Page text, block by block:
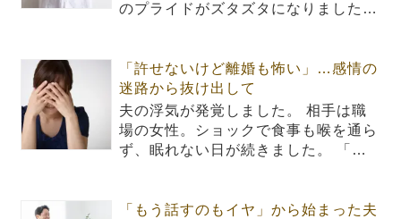
のプライドがズタズタになりました…
「許せないけど離婚も怖い」…感情の
迷路から抜け出して
夫の浮気が発覚しました。 相手は職
場の女性。ショックで食事も喉を通ら
ず、眠れない日が続きました。 「…
「もう話すのもイヤ」から始まった夫